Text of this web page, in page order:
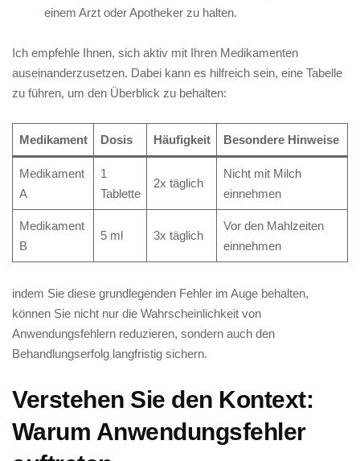
einem Arzt oder Apotheker zu halten.
Ich​ empfehle Ihnen, sich aktiv mit Ihren Medikamenten
auseinanderzusetzen. Dabei⁤ kann es hilfreich sein, eine Tabelle
zu⁢ führen, um den Überblick zu behalten:
Medikament Dosis Häufigkeit Besondere Hinweise
Medikament ​
A
1
Tablette
2x täglich
Nicht ‌mit Milch‌
einnehmen
Medikament
B
5 ml 3x täglich
Vor den Mahlzeiten
⁤einnehmen
indem Sie diese⁤ grundlegenden Fehler im Auge ‍behalten,
⁢können Sie nicht ⁤nur‍ die Wahrscheinlichkeit ​von
Anwendungsfehlern reduzieren,⁢ sondern auch den
Behandlungserfolg ‌langfristig⁢ sichern.
Verstehen Sie den Kontext:
⁤Warum Anwendungsfehler